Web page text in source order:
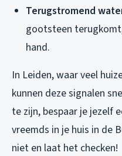
Terugstromend
gootsteen
hand.
In Leiden, waar veel
kunnen deze signalen
te zijn, bespaar je jezelf
vreemds in je huis in de
niet en laat het checken!